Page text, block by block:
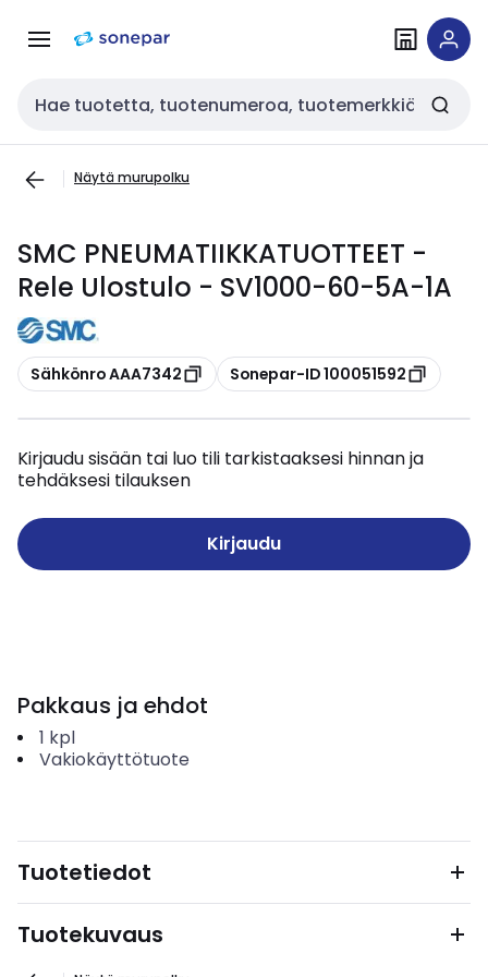
navigointiinsisältöön
Haku
Näytä murupolku
SMC PNEUMATIIKKATUOTTEET -
Rele Ulostulo - SV1000-60-5A-1A
Kopioi
Sähkönro AAA7342 Kopioi
Sonepar-ID 100051592
Kirjaudu sisään tai luo tili tarkistaaksesi hinnan ja
tehdäksesi tilauksen
Kirjaudu
Pakkaus ja ehdot
1 kpl
Vakiokäyttötuote
Tuotetiedot
Tuotekuvaus